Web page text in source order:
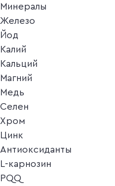
Минералы
Железо
Йод
Калий
Кальций
Магний
Медь
Селен
Хром
Цинк
Антиоксиданты
L-карнозин
PQQ